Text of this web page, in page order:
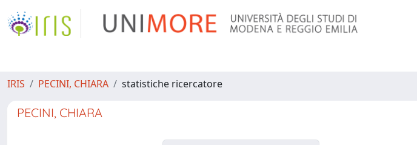
IRIS PECINI, CHIARA statistiche ricercatore
PECINI, CHIARA